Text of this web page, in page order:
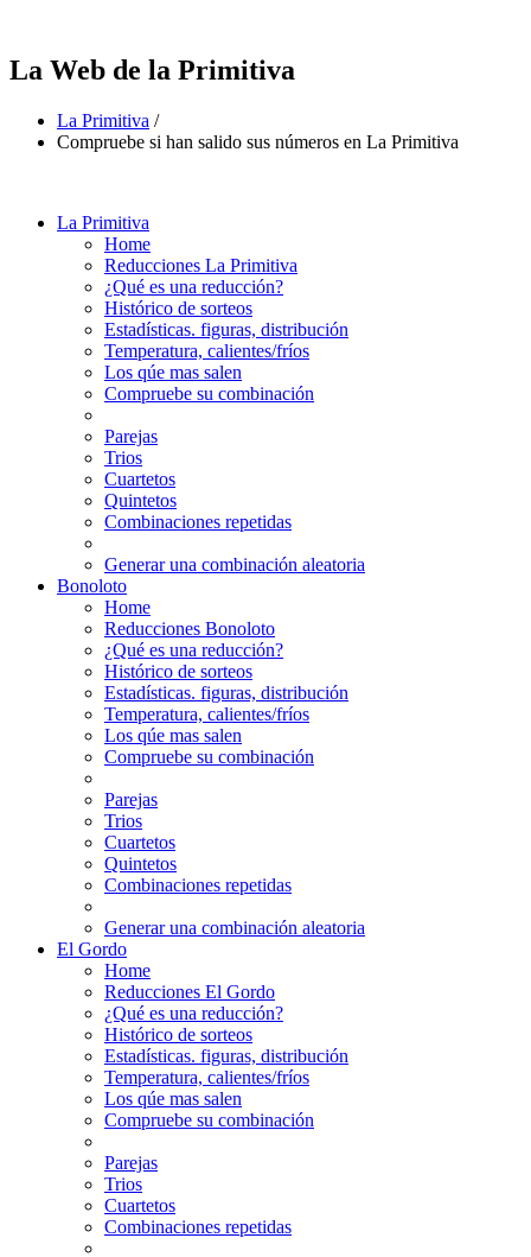
La Web de la Primitiva
La Primitiva /
Compruebe si han salido sus números en La Primitiva
La Primitiva
Home
Reducciones La Primitiva
¿Qué es una reducción?
Histórico de sorteos
Estadísticas. figuras, distribución
Temperatura, calientes/fríos
Los qúe mas salen
Compruebe su combinación
Parejas
Trios
Cuartetos
Quintetos
Combinaciones repetidas
Generar una combinación aleatoria
Bonoloto
Home
Reducciones Bonoloto
¿Qué es una reducción?
Histórico de sorteos
Estadísticas. figuras, distribución
Temperatura, calientes/fríos
Los qúe mas salen
Compruebe su combinación
Parejas
Trios
Cuartetos
Quintetos
Combinaciones repetidas
Generar una combinación aleatoria
El Gordo
Home
Reducciones El Gordo
¿Qué es una reducción?
Histórico de sorteos
Estadísticas. figuras, distribución
Temperatura, calientes/fríos
Los qúe mas salen
Compruebe su combinación
Parejas
Trios
Cuartetos
Combinaciones repetidas